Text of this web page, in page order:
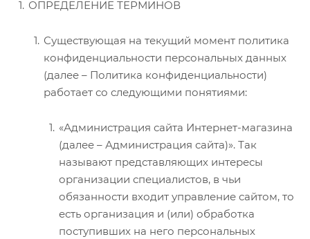
ОПРЕДЕЛЕНИЕ ТЕРМИНОВ
Существующая на текущий момент политика
конфиденциальности персональных данных
(далее – Политика конфиденциальности)
работает со следующими понятиями:
«Администрация сайта Интернет-магазина
(далее – Администрация сайта)». Так
называют представляющих интересы
организации специалистов, в чьи
обязанности входит управление сайтом, то
есть организация и (или) обработка
поступивших на него персональных